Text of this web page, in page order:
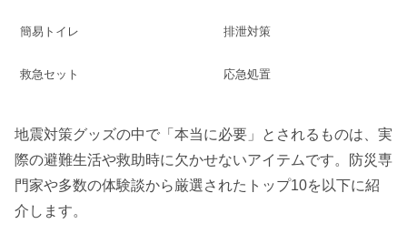
簡易トイレ 排泄対策
救急セット 応急処置
地震対策グッズの中で「本当に必要」とされるものは、実
際の避難生活や救助時に欠かせないアイテムです。防災専
門家や多数の体験談から厳選されたトップ10を以下に紹
介します。